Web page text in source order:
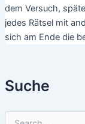
Suche
dem Versuch,
jedes Rätsel mit
sich am Ende die